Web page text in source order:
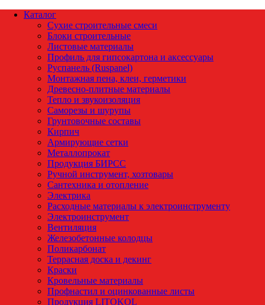
Каталог
Сухие строительные смеси
Блоки строительные
Листовые материалы
Профиль для гипсокартона и аксессуары
Руспанель (Ruspanel)
Монтажная пена, клеи, герметики
Древесно-плитные материалы
Тепло и звукоизоляция
Саморезы и шурупы
Грунтовочные составы
Кирпич
Армирующие сетки
Металлопрокат
Продукция БИРСС
Ручной инструмент, хозтовары
Сантехника и отопление
Электрика
Расходные материалы к электроинструменту
Электроинструмент
Вентиляция
Железобетонные колодцы
Поликарбонат
Террасная доска и декинг
Краски
Кровельные материалы
Профнастил и оцинкованные листы
Продукция LITOKOL